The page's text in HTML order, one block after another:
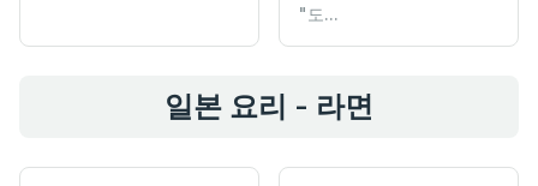
"도...
일본 요리 - 라면